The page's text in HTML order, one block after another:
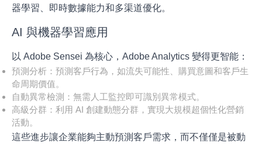
器學習、即時數據能力和多渠道優化。
AI 與機器學習應用
以 Adobe Sensei 為核心，Adobe Analytics 變得更智能：
預測分析：預測客戶行為，如流失可能性、購買意圖和客戶生
命周期價值。
自動異常檢測：無需人工監控即可識別異常模式。
高級分群：利用 AI 創建動態分群，實現大規模超個性化營銷
活動。
這些進步讓企業能夠主動預測客戶需求，而不僅僅是被動